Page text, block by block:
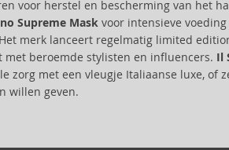
voor herstel en bescherming van het
Supreme Maskvoor intensieve
merk lanceert regelmatig limited
met beroemde stylisten en influencers. Il
zorg met een vleugje Italiaanse luxe, of
willen geven.